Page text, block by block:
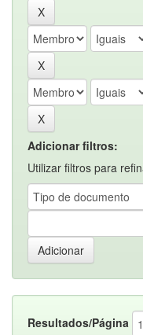
Adicionar filtros:
Utilizar filtros para
Resultados/Página